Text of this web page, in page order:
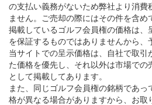
の支払い義務がないため弊社より消費
ません。ご売却の際にはその件を含め
掲載しているゴルフ会員権の価格は、
を保証するものではありませんから、
当サイトでの呈示価格は、自社で取引
た価格を優先し、それ以外は市場での
として掲載してあります。
また、同じゴルフ会員権の銘柄であ
格が異なる場合がありますから、お取